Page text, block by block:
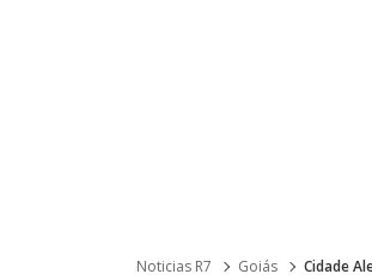
Noticias R7 Goiás Cidade